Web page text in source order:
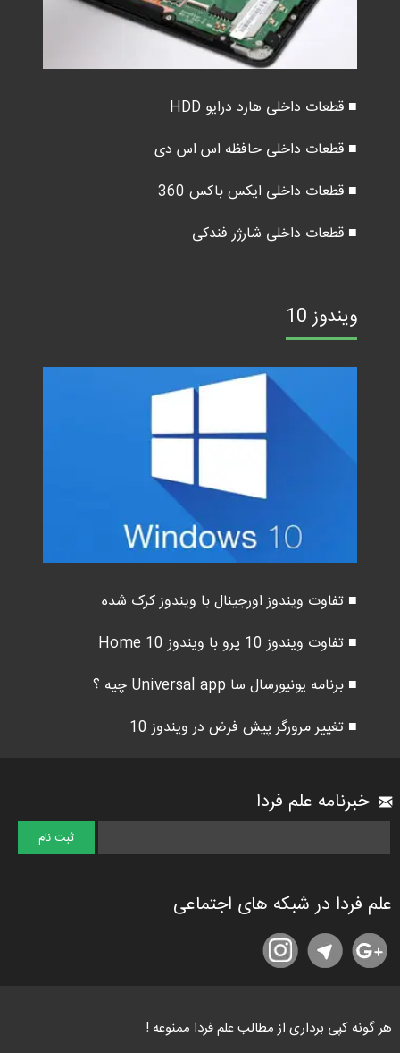
■ قطعات داخلی هارد درایو HDD
■ قطعات داخلی حافظه اس اس دی
■ قطعات داخلی ایکس باکس 360
■ قطعات داخلی شارژر فندکی
ویندوز 10
■ تفاوت ویندوز اورجینال با ویندوز کرک شده
■ تفاوت ویندوز 10 پرو با ویندوز 10 Home
■ برنامه یونیورسال سا Universal app چیه ؟
■ تغییر مرورگر پیش فرض در ویندوز 10
خبرنامه علم فردا
علم فردا در شبکه های اجتماعی
هر گونه کپی برداری از مطالب علم فردا ممنوعه !